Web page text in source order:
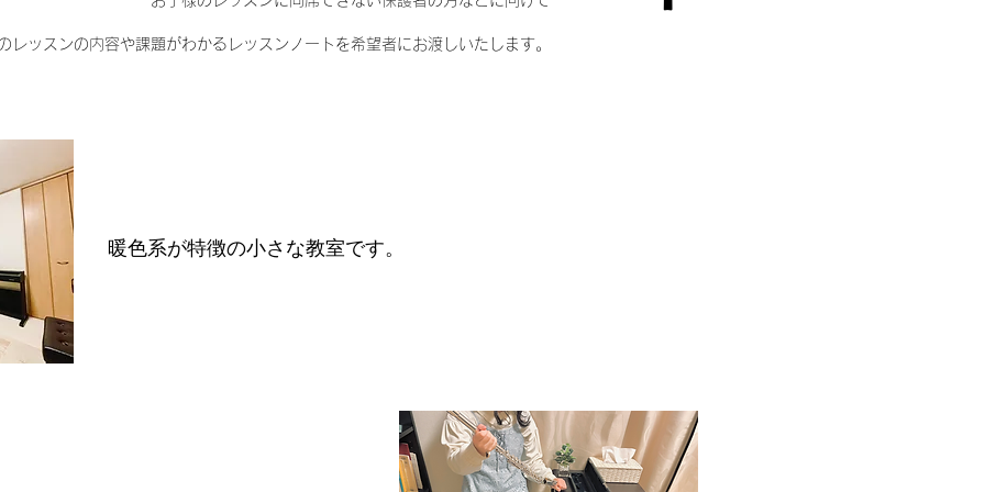
レッスンの内容や課題がわかるレッスンノートを希望者にお渡しいたします。
暖色系が特徴の小さな教室です。